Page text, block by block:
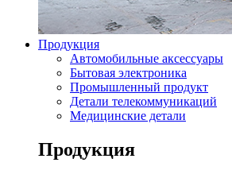
Продукция
Автомобильные аксессуары
Бытовая электроника
Промышленный продукт
Детали телекоммуникаций
Медицинские детали
Продукция